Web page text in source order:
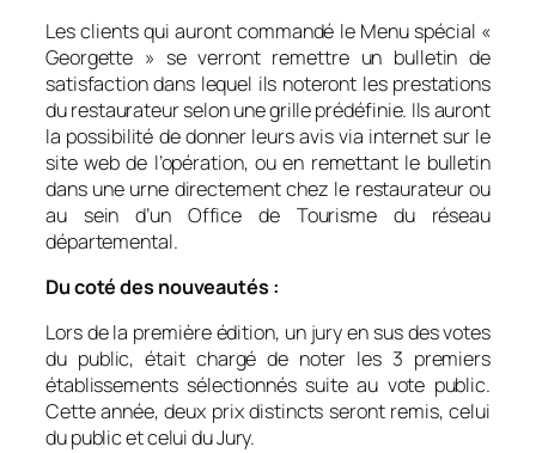
Les clients qui auront commandé le Menu spécial «
Georgette » se verront remettre un bulletin de
satisfaction dans lequel ils noteront les prestations
du restaurateur selon une grille prédéfinie. Ils auront
la possibilité de donner leurs avis via internet sur le
site web de l’opération, ou en remettant le bulletin
dans une urne directement chez le restaurateur ou
au sein d’un Office de Tourisme du réseau
départemental.
Du coté des nouveautés :
Lors de la première édition, un jury en sus des votes
du public, était chargé de noter les 3 premiers
établissements sélectionnés suite au vote public.
Cette année, deux prix distincts seront remis, celui
du public et celui du Jury.